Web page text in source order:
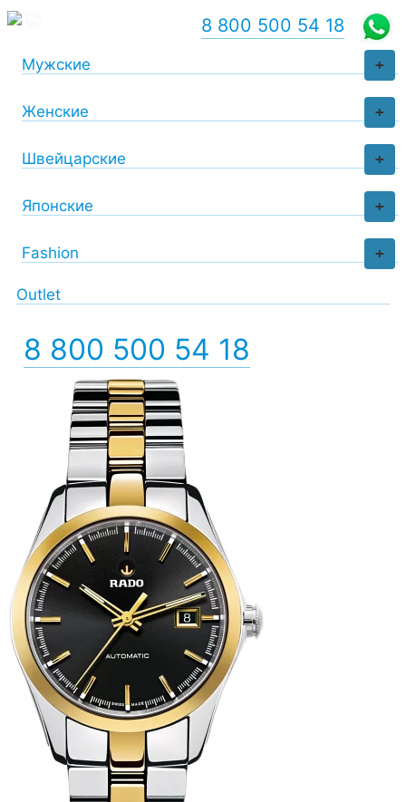
+
Мужские
+
Женские
+
Швейцарские
+
Японские
+
Fashion
Outlet
8 800 500 54 18
8 800 500 54 18